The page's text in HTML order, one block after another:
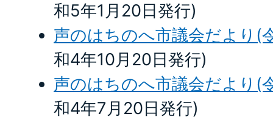
和5年1月20日発行)
声のはちのへ市議会だより(
和4年10月20日発行)
声のはちのへ市議会だより(
和4年7月20日発行)